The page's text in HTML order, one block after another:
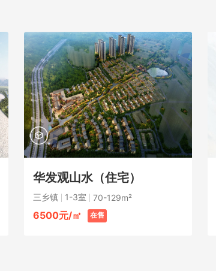
华发观山水（住宅）
三乡镇 1-3室 70-129m²
6500元/㎡ 在售